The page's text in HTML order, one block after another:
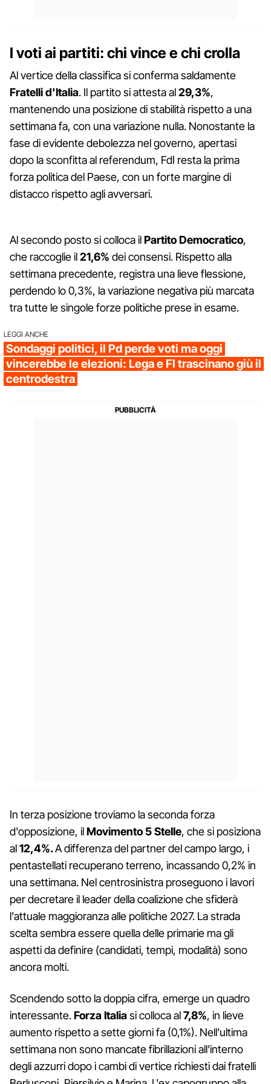
I voti ai partiti: chi vince e chi crolla
Al vertice della classifica si conferma saldamente
Fratelli d'Italia. Il partito si attesta al29,3%,
mantenendo una posizione di stabilità rispetto a una
settimana fa, con una variazione nulla. Nonostante la
fase di evidente debolezza nel governo, apertasi
dopo la sconfitta al referendum, FdI resta la prima
forza politica del Paese, con un forte margine di
distacco rispetto agli avversari.
Al secondo posto si colloca ilPartito Democratico,
che raccoglie il21,6% dei consensi. Rispetto alla
settimana precedente, registra una lieve flessione,
perdendo lo 0,3%, la variazione negativa più marcata
tra tutte le singole forze politiche prese in esame.
LEGGI ANCHE
Sondaggi politici, il Pd perde voti ma oggi
vincerebbe le elezioni: Lega e FI trascinano giù il
centrodestra
In terza posizione troviamo la seconda forza
d'opposizione, ilMovimento 5 Stelle, che si posiziona
al12,4%.A differenza del partner del campo largo, i
pentastellati recuperano terreno, incassando 0,2% in
una settimana. Nel centrosinistra proseguono i lavori
per decretare il leader della coalizione che sfiderà
l'attuale maggioranza alle politiche 2027. La strada
scelta sembra essere quella delle primarie ma gli
aspetti da definire (candidati, tempi, modalità) sono
ancora molti.
Scendendo sotto la doppia cifra, emerge un quadro
interessante.Forza Italiasi colloca al7,8%, in lieve
aumento rispetto a sette giorni fa (0,1%). Nell'ultima
settimana non sono mancate fibrillazioni all'interno
degli azzurri dopo i cambi di vertice richiesti dai fratelli